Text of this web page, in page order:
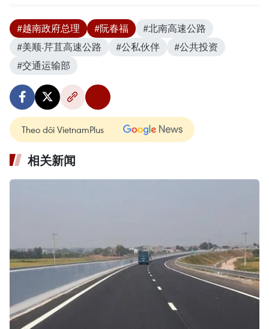
#越南政府总理 #阮春福
#北南高速公路
#美顺-芹苴高速公路
#公私伙伴
#公共投资
#交通运输部
Theo dõi VietnamPlus
相关新闻